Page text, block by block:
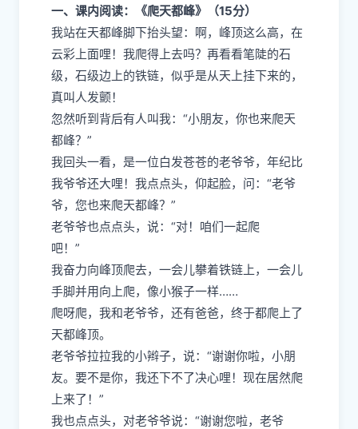
一、课内阅读：《爬天都峰》（15分）
我站在天都峰脚下抬头望：啊，峰顶这么高，在
云彩上面哩！我爬得上去吗？再看看笔陡的石
级，石级边上的铁链，似乎是从天上挂下来的，
真叫人发颤！
忽然听到背后有人叫我：“小朋友，你也来爬天
都峰？”
我回头一看，是一位白发苍苍的老爷爷，年纪比
我爷爷还大哩！我点点头，仰起脸，问：“老爷
爷，您也来爬天都峰？”
老爷爷也点点头，说：“对！咱们一起爬
吧！”
我奋力向峰顶爬去，一会儿攀着铁链上，一会儿
手脚并用向上爬，像小猴子一样……
爬呀爬，我和老爷爷，还有爸爸，终于都爬上了
天都峰顶。
老爷爷拉拉我的小辫子，说：“谢谢你啦，小朋
友。要不是你，我还下不了决心哩！现在居然爬
上来了！”
我也点点头，对老爷爷说：“谢谢您啦，老爷